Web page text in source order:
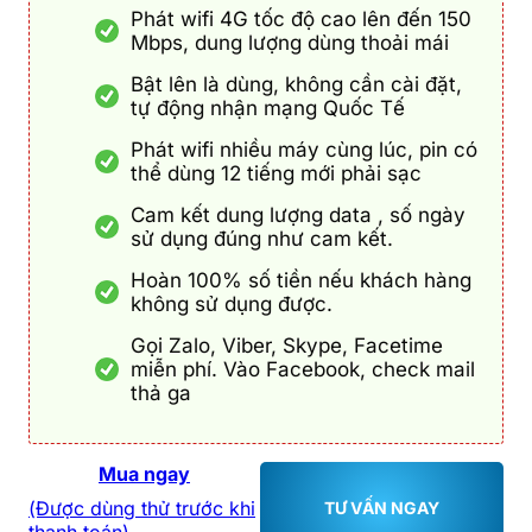
Phát wifi 4G tốc độ cao lên đến 150
Mbps, dung lượng dùng thoải mái
Bật lên là dùng, không cần cài đặt,
tự động nhận mạng Quốc Tế
Phát wifi nhiều máy cùng lúc, pin có
thể dùng 12 tiếng mới phải sạc
Cam kết dung lượng data , số ngày
sử dụng đúng như cam kết.
Hoàn 100% số tiền nếu khách hàng
không sử dụng được.
Gọi Zalo, Viber, Skype, Facetime
miễn phí. Vào Facebook, check mail
thả ga
Mua ngay
(Được dùng thử trước khi
TƯ VẤN NGAY